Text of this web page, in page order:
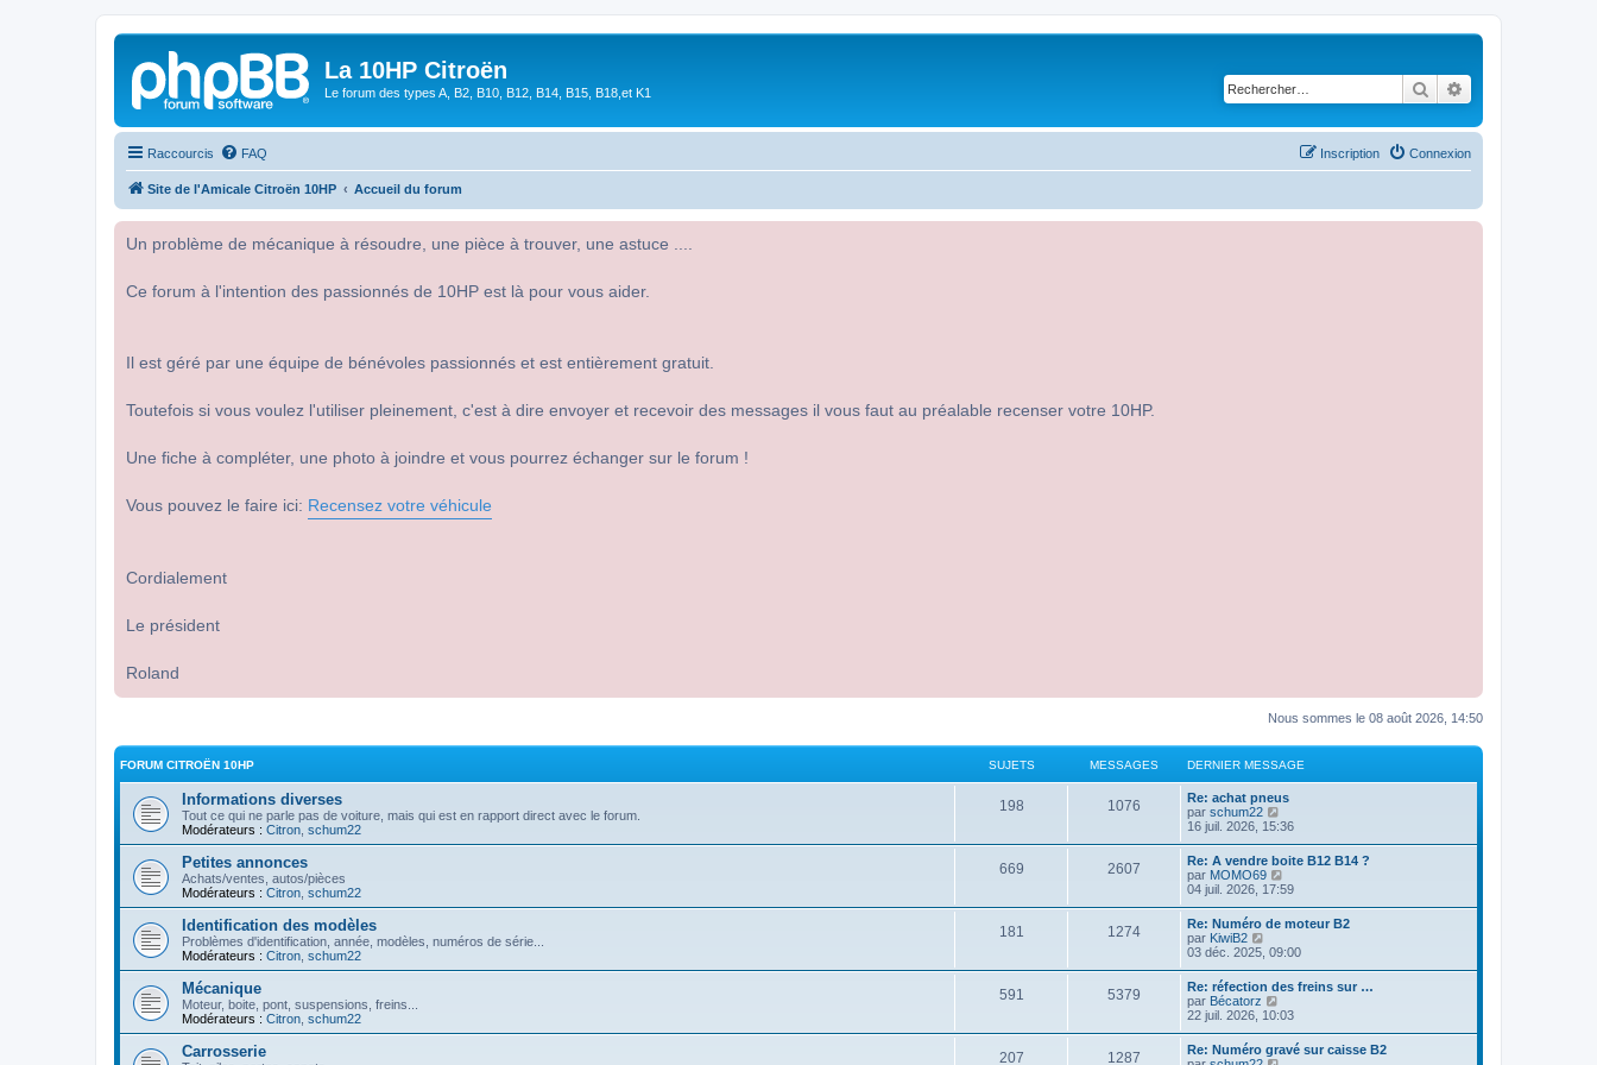
La 10HP Citroën
Le forum des types A, B2, B10, B12, B14, B15, B18,et K1 Rechercher
Raccourcis FAQ Connexion
Inscription
Site de l'Amicale Citroën 10HP Accueil du forum
Un problème de mécanique à résoudre, une pièce à trouver, une astuce ....
Ce forum à l'intention des passionnés de 10HP est là pour vous aider.
Il est géré par une équipe de bénévoles passionnés et est entièrement gratuit.
Toutefois si vous voulez l'utiliser pleinement, c'est à dire envoyer et recevoir des messages il vous faut au préalable recenser votre 10HP.
Une fiche à compléter, une photo à joindre et vous pourrez échanger sur le forum !
Vous pouvez le faire ici: Recensez votre véhicule
Cordialement
Le président
Roland
Nous sommes le 08 août 2026, 14:50
FORUM CITROËN 10HP SUJETS MESSAGES DERNIER MESSAGE
Informations diverses
Tout ce qui ne parle pas de voiture, mais qui est en rapport direct avec le forum.
Modérateurs : Citron schum22
198 1076
Re: achat pneus
par schum22
o
u
l
t
e
r
e
d
e
r
n
i
e
r
16 juil. 2026, 15:36
Petites annonces
Achats/ventes, autos/pièces
Modérateurs : Citron schum22
669 2607
Re: A vendre boite B12 B14 ?
par MOMO69
o
u
t
e
r
e
d
e
r
04 juil. 2026, 17:59
Identification des modèles
Problèmes d'identification, année, modèles, numéros de série...
Modérateurs : Citron schum22
181 1274
Re: Numéro de moteur B2
par KiwiB2
o
u
l
t
e
r
03 déc. 2025, 09:00
Mécanique
Moteur, boite, pont, suspensions, freins...
Modérateurs : Citron schum22
591 5379
Re: réfection des freins sur …
par Bécatorz
o
u
22 juil. 2026, 10:03
Carrosserie 207 1287
Re: Numéro gravé sur caisse B2